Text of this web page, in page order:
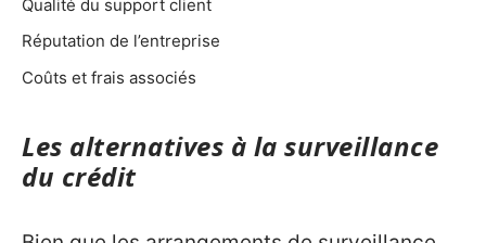
Qualité du support client
Réputation de l’entreprise
Coûts et frais associés
Les alternatives à la surveillance
du crédit